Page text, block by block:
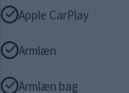
Apple CarPlay
Armlæn
Armlæn bag